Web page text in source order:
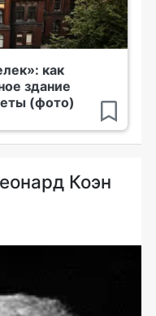
как
здание
(фото)
Коэн